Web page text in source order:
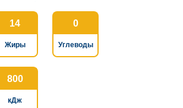
14
Жиры
0
Углеводы
800
кДж